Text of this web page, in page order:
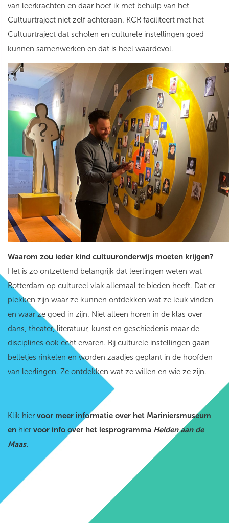
van leerkrachten en daar hoef ik met behulp van het
Cultuurtraject niet zelf achteraan. KCR faciliteert met het
Cultuurtraject dat scholen en culturele instellingen goed
kunnen samenwerken en dat is heel waardevol.
Waarom zou ieder kind cultuuronderwijs moeten krijgen?
Het is zo ontzettend belangrijk dat leerlingen weten wat
Rotterdam op cultureel vlak allemaal te bieden heeft. Dat er
plekken zijn waar ze kunnen ontdekken wat ze leuk vinden
en waar ze goed in zijn. Niet alleen horen in de klas over
dans, theater, literatuur, kunst en geschiedenis maar de
disciplines ook echt ervaren. Bij culturele instellingen gaan
belletjes rinkelen en worden zaadjes geplant in de hoofden
van leerlingen. Ze ontdekken wat ze willen en wie ze zijn.
Klik hier voor meer informatie over het Mariniersmuseum
en hier voor info over het lesprogramma Helden aan de
Maas.